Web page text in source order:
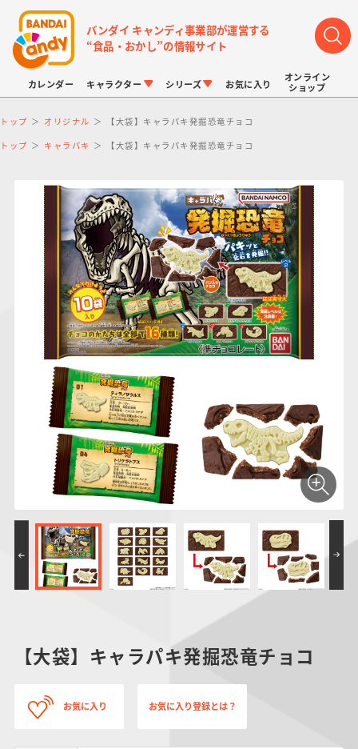
バンダイ キャンディ事業部が運営する
“食品・おかし”の情報サイト
カレンダー キャラクター
LINK TRAVELERS
仮面ライダーシリー
ズ
PROJECT R.E.D.・
スーパー戦隊シリー
ズ
プリキュアシリーズ
ポケットモンスター
ドラゴンボール
ーズ
シリーズ
チョコボックス
キャラパキ
つりグミ
チョコサプ
＆スクエアシール
SMPシリーズ
ポケモンキッズ
お気に入り
オンライン
ショップ
トップ オリジナル 【大袋】キャラパキ発掘恐竜チョコ
トップ キャラパキ 【大袋】キャラパキ発掘恐竜チョコ
【大袋】キャラパキ発掘恐竜チョコ
お気に入り お気に入り登録とは？